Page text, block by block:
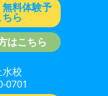
料体験予
ら
はこちら
校
0701